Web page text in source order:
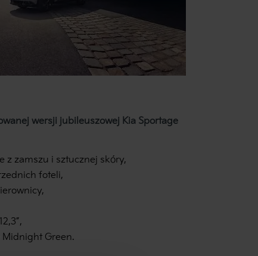
wersji jubileuszowej Kia Sportage
z zamszu i sztucznej skóry,
foteli,
Green.